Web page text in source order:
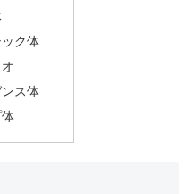
ク体
ス体